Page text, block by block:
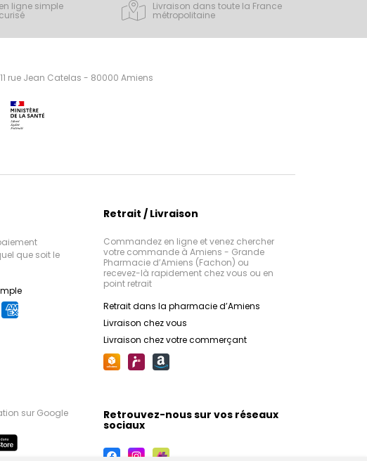
ligne simple Livraison dans toute la France
métropolitaine
rue Jean Catelas - 80000 Amiens
que soit le
sur Google
Retrait / Livraison
Commandez en ligne et venez chercher
votre commande à Amiens - Grande
Pharmacie d’Amiens (Fachon) ou
recevez-là rapidement chez vous ou en
point retrait
Retrait dans la pharmacie d’Amiens
Livraison chez vous
Livraison chez votre commerçant
Retrouvez-nous sur vos réseaux
sociaux